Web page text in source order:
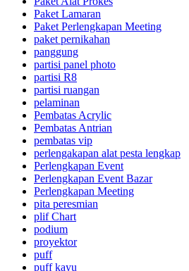
Paket Lamaran
Paket Perlengkapan Meeting
paket pernikahan
panggung
partisi panel photo
partisi R8
partisi ruangan
pelaminan
Pembatas Acrylic
Pembatas Antrian
pembatas vip
perlengakapan alat pesta lengkap
Perlengkapan Event
Perlengkapan Event Bazar
Perlengkapan Meeting
pita peresmian
plif Chart
podium
proyektor
puff
puff kayu